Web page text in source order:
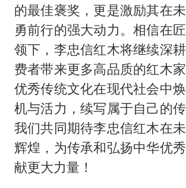
的最佳褒奖，更是激励其在
勇前行的强大动力。相信在
领下，李忠信红木将继续深
费者带来更多高品质的红木
优秀传统文化在现代社会中
机与活力，续写属于自己的
我们共同期待李忠信红木在
辉煌，为传承和弘扬中华优
献更大力量！